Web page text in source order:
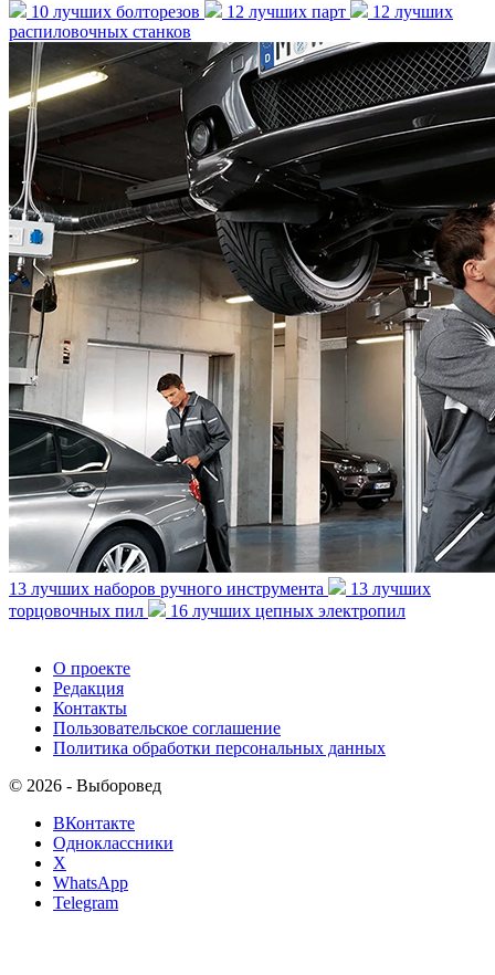
10 лучших болторезов 12 лучших парт
12 лучших
распиловочных станков
13 лучших наборов ручного инструмента
13 лучших
торцовочных пил
16 лучших цепных электропил
О проекте
Редакция
Контакты
Пользовательское соглашение
Политика обработки персональных данных
© 2026 - Выборовед
ВКонтакте
Одноклассники
X
WhatsApp
Telegram